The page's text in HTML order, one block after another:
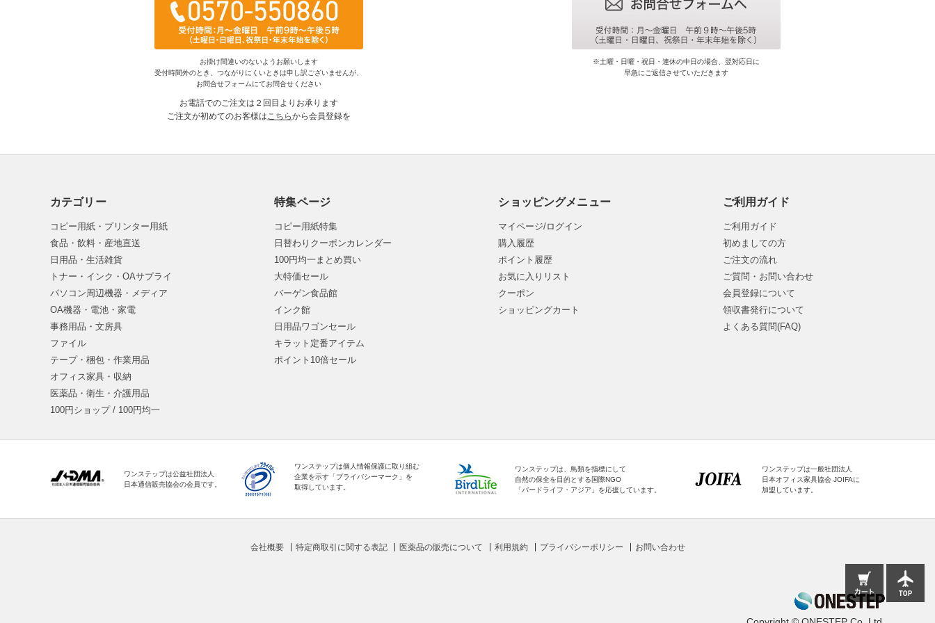
お掛け間違いのないようお願いします
受付時間外のとき、つながりにくいときは申し訳ございませんが、
お問合せフォームにてお問合せください
お電話でのご注文は２回目よりお承ります
ご注文が初めてのお客様はこちらから会員登録を
※土曜・日曜・祝日・連休の中日の場合、翌対応日に
早急にご返信させていただきます
カテゴリー
コピー用紙・プリンター用紙
食品・飲料・産地直送
日用品・生活雑貨
トナー・インク・OAサプライ
パソコン周辺機器・メディア
OA機器・電池・家電
事務用品・文房具
ファイル
テープ・梱包・作業用品
オフィス家具・収納
医薬品・衛生・介護用品
100円ショップ / 100円均一
特集ページ
コピー用紙特集
日替わりクーポンカレンダー
100円均一まとめ買い
大特価セール
バーゲン食品館
インク館
日用品ワゴンセール
キラット定番アイテム
ポイント10倍セール
ショッピングメニュー
マイページ/ログイン
購入履歴
ポイント履歴
お気に入りリスト
クーポン
ショッピングカート
ご利用ガイド
ご利用ガイド
初めましての方
ご注文の流れ
ご質問・お問い合わせ
会員登録について
領収書発行について
よくある質問(FAQ)
ワンステップは公益社団法人
日本通信販売協会の会員です。
ワンステップは個人情報保護に取り組む
企業を示す「プライバシーマーク」を
取得しています。
ワンステップは、鳥類を指標にして
自然の保全を目的とする国際NGO
「バードライフ・アジア」を応援しています。
ワンステップは一般社団法人
日本オフィス家具協会 JOIFAに
加盟しています。
会社概要 特定商取引に関する表記 医薬品の販売について 利用規約 プライバシーポリシー お問い合わせ